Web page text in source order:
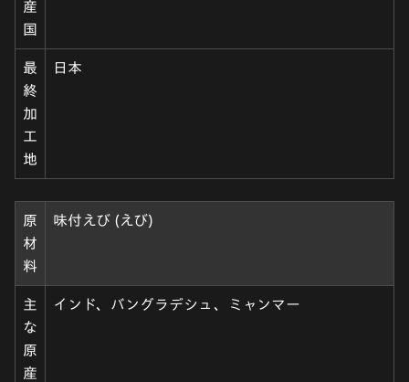
産
国
最
終
加
工
地
日本
原
材
料
味付えび (えび)
主
な
原
産
インド、バングラデシュ、ミャンマー